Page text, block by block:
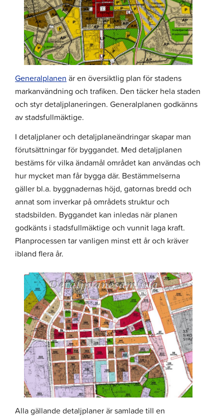
Generalplanen är en översiktlig plan för stadens
markanvändning och trafiken. Den täcker hela staden
och styr detaljplaneringen. Generalplanen godkänns
av stadsfullmäktige.
I detaljplaner och detaljplaneändringar skapar man
förutsättningar för byggandet. Med detaljplanen
bestäms för vilka ändamål området kan användas och
hur mycket man får bygga där. Bestämmelserna
gäller bl.a. byggnadernas höjd, gatornas bredd och
annat som inverkar på områdets struktur och
stadsbilden. Byggandet kan inledas när planen
godkänts i stadsfullmäktige och vunnit laga kraft.
Planprocessen tar vanligen minst ett år och kräver
ibland flera år.
Alla gällande detaljplaner är samlade till en